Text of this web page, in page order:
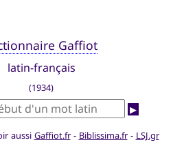
Gaffiot
latin-français
(1934)
▶
aussi Gaffiot.fr- Biblissima.fr- LSJ.gr